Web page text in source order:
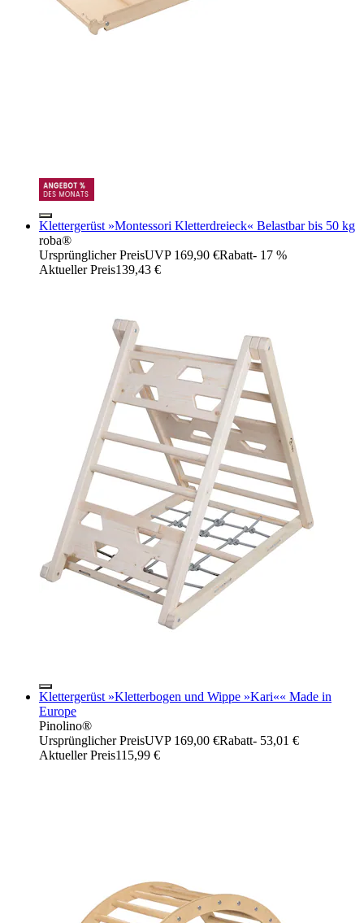
Klettergerüst »Montessori Kletterdreieck« Belastbar bis 50 kg
roba®
Ursprünglicher PreisUVP 169,90 €Rabatt- 17 %
Aktueller Preis139,43 €
Klettergerüst »Kletterbogen und Wippe »Kari«« Made in
Europe
Pinolino®
Ursprünglicher PreisUVP 169,00 €Rabatt- 53,01 €
Aktueller Preis115,99 €